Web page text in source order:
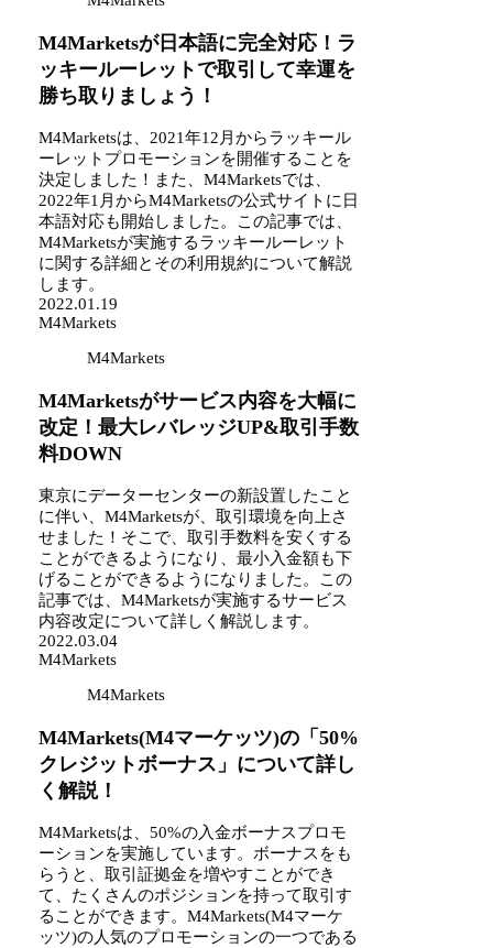
M4Marketsが日本語に完全対応！ラ
ッキールーレットで取引して幸運を
勝ち取りましょう！
M4Marketsは、2021年12月からラッキール
ーレットプロモーションを開催することを
決定しました！また、M4Marketsでは、
2022年1月からM4Marketsの公式サイトに日
本語対応も開始しました。この記事では、
M4Marketsが実施するラッキールーレット
に関する詳細とその利用規約について解説
します。
2022.01.19
M4Markets
M4Markets
M4Marketsがサービス内容を大幅に
改定！最大レバレッジUP&取引手数
料DOWN
東京にデーターセンターの新設置したこと
に伴い、M4Marketsが、取引環境を向上さ
せました！そこで、取引手数料を安くする
ことができるようになり、最小入金額も下
げることができるようになりました。この
記事では、M4Marketsが実施するサービス
内容改定について詳しく解説します。
2022.03.04
M4Markets
M4Markets
M4Markets(M4マーケッツ)の「50%
クレジットボーナス」について詳し
く解説！
M4Marketsは、50%の入金ボーナスプロモ
ーションを実施しています。ボーナスをも
らうと、取引証拠金を増やすことができ
て、たくさんのポジションを持って取引す
ることができます。M4Markets(M4マーケ
ッツ)の人気のプロモーションの一つである